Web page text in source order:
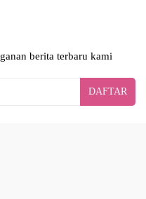
berita terbaru kami
DAFTAR